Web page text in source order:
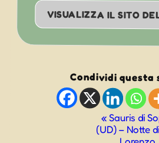
VISUALIZZA IL SITO
Condividi questa
Navigazione
« Sauris di
(UD) – Notte